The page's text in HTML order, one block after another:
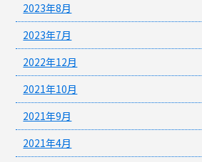
2023年8月
2023年7月
2022年12月
2021年10月
2021年9月
2021年4月